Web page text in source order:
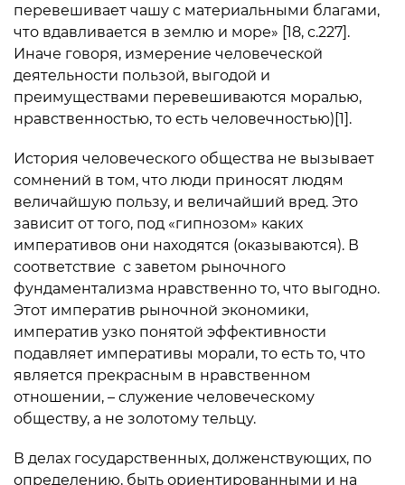
перевешивает чашу с материальными благами,
что вдавливается в землю и море» [18, с.227].
Иначе говоря, измерение человеческой
деятельности пользой, выгодой и
преимуществами перевешиваются моралью,
нравственностью, то есть человечностью)[1].
История человеческого общества не вызывает
сомнений в том, что люди приносят людям
величайшую пользу, и величайший вред. Это
зависит от того, под «гипнозом» каких
императивов они находятся (оказываются). В
соответствие с заветом рыночного
фундаментализма нравственно то, что выгодно.
Этот императив рыночной экономики,
императив узко понятой эффективности
подавляет императивы морали, то есть то, что
является прекрасным в нравственном
отношении, – служение человеческому
обществу, а не золотому тельцу.
В делах государственных, долженствующих, по
определению, быть ориентированными и на